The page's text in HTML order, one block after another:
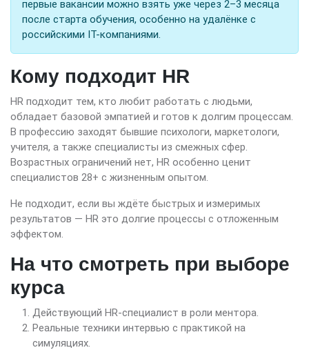
первые вакансии можно взять уже через 2–3 месяца
после старта обучения, особенно на удалёнке с
российскими IT-компаниями.
Кому подходит HR
HR подходит тем, кто любит работать с людьми,
обладает базовой эмпатией и готов к долгим процессам.
В профессию заходят бывшие психологи, маркетологи,
учителя, а также специалисты из смежных сфер.
Возрастных ограничений нет, HR особенно ценит
специалистов 28+ с жизненным опытом.
Не подходит, если вы ждёте быстрых и измеримых
результатов — HR это долгие процессы с отложенным
эффектом.
На что смотреть при выборе
курса
Действующий HR-специалист в роли ментора.
Реальные техники интервью с практикой на
симуляциях.